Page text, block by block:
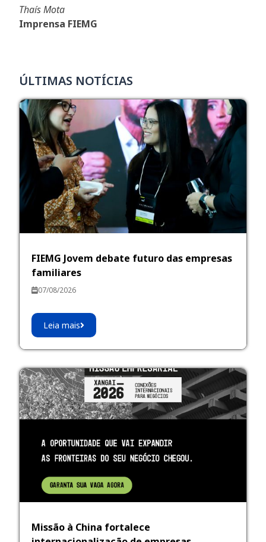
Thaís Mota
Imprensa FIEMG
ÚLTIMAS NOTÍCIAS
FIEMG Jovem debate futuro das empresas
familiares
07/08/2026
Leia mais
Missão à China fortalece